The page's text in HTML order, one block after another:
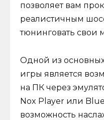
позволяет вам
реалистичным
тюнинговать свои
Одной из
игры является
на ПК через
Nox Player или
возможность